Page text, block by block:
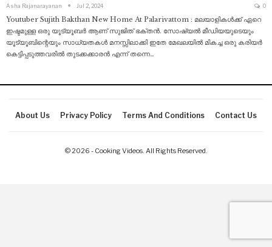
Asha Rajanarayanan Jul 2, 2024 0
Youtuber Sujith Bakthan New Home At Palarivattom : മലയാളികൾക്ക് ഏറെ
ഇഷ്ടമുള്ള ഒരു യൂട്യൂബർ ആണ് സുജിത് ഭക്തൻ. സോഷ്യൽ മീഡിയയുടെയും
യൂട്യൂബിന്റെയും സാധ്യതകൾ മനസ്സിലാക്കി ഇതേ മേഖലയിൽ മികച്ച ഒരു കരിയർ
കെട്ടിപ്പടുത്തവരിൽ തുടക്കക്കാരൻ എന്ന് തന്നെ…
About Us Privacy Policy Terms And Conditions Contact Us
© 2026 - Cooking Videos. All Rights Reserved.